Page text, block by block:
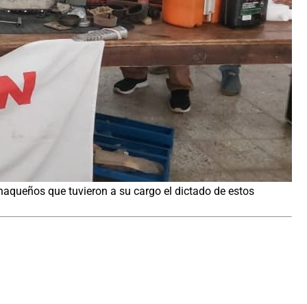
que tuvieron a su cargo el dictado de estos